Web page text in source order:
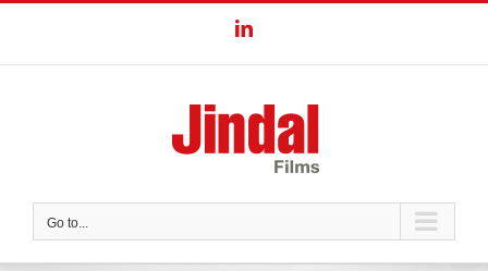
content
LinkedIn
Go to...